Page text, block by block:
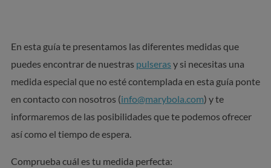
En esta guía te presentamos las diferentes medidas que
puedes encontrar de nuestras pulseras y si necesitas una
medida especial que no esté contemplada en esta guía ponte
en contacto con nosotros (info@marybola.com) y te
informaremos de las posibilidades que te podemos ofrecer
así como el tiempo de espera.
Comprueba cuál es tu medida perfecta: